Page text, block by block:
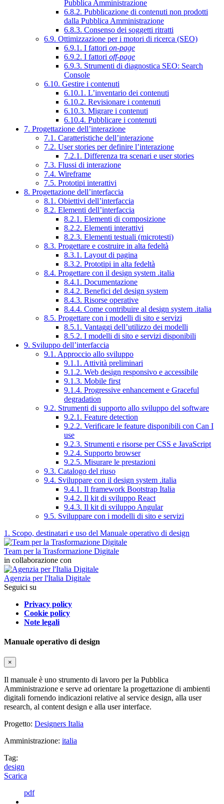
Pubblica Amministrazione
6.8.2. Pubblicazione di contenuti non prodotti
dalla Pubblica Amministrazione
6.8.3. Consenso dei soggetti ritratti
6.9. Ottimizzazione per i motori di ricerca (SEO)
6.9.1. I fattori on-page
6.9.2. I fattori off-page
6.9.3. Strumenti di diagnostica SEO: Search
Console
6.10. Gestire i contenuti
6.10.1. L’inventario dei contenuti
6.10.2. Revisionare i contenuti
6.10.3. Migrare i contenuti
6.10.4. Pubblicare i contenuti
7. Progettazione dell’interazione
7.1. Caratteristiche dell’interazione
7.2. User stories per definire l’interazione
7.2.1. Differenza tra scenari e user stories
7.3. Flussi di interazione
7.4. Wireframe
7.5. Prototipi interattivi
8. Progettazione dell’interfaccia
8.1. Obiettivi dell’interfaccia
8.2. Elementi dell’interfaccia
8.2.1. Elementi di composizione
8.2.2. Elementi interattivi
8.2.3. Elementi testuali (microtesti)
8.3. Progettare e costruire in alta fedeltà
8.3.1. Layout di pagina
8.3.2. Prototipi in alta fedeltà
8.4. Progettare con il design system .italia
8.4.1. Documentazione
8.4.2. Benefici del design system
8.4.3. Risorse operative
8.4.4. Come contribuire al design system .italia
8.5. Progettare con i modelli di sito e servizi
8.5.1. Vantaggi dell’utilizzo dei modelli
8.5.2. I modelli di sito e servizi disponibili
9. Sviluppo dell’interfaccia
9.1. Approccio allo sviluppo
9.1.1. Attività preliminari
9.1.2. Web design responsivo e accessibile
9.1.3. Mobile first
9.1.4. Progressive enhancement e Graceful
degradation
9.2. Strumenti di supporto allo sviluppo del software
9.2.1. Feature detection
9.2.2. Verificare le feature disponibili con Can I
use
9.2.3. Strumenti e risorse per CSS e JavaScript
9.2.4. Supporto browser
9.2.5. Misurare le prestazioni
9.3. Catalogo del riuso
9.4. Sviluppare con il design system .italia
9.4.1. Il framework Bootstrap Italia
9.4.2. Il kit di sviluppo React
9.4.3. Il kit di sviluppo Angular
9.5. Sviluppare con i modelli di sito e servizi
1. Scopo, destinatari e uso del Manuale operativo di design
Team per la Trasformazione Digitale
in collaborazione con
Agenzia per l'Italia Digitale
Seguici su
Privacy policy
Cookie policy
Note legali
Manuale operativo di design
×
Il manuale è uno strumento di lavoro per la Pubblica
Amministrazione e serve ad orientare la progettazione di ambienti
digitali fornendo indicazioni relative al service design, alla user
research, al content design e alla user interface.
Progetto: Designers Italia
Amministrazione: italia
Tag:
design
Scarica
pdf